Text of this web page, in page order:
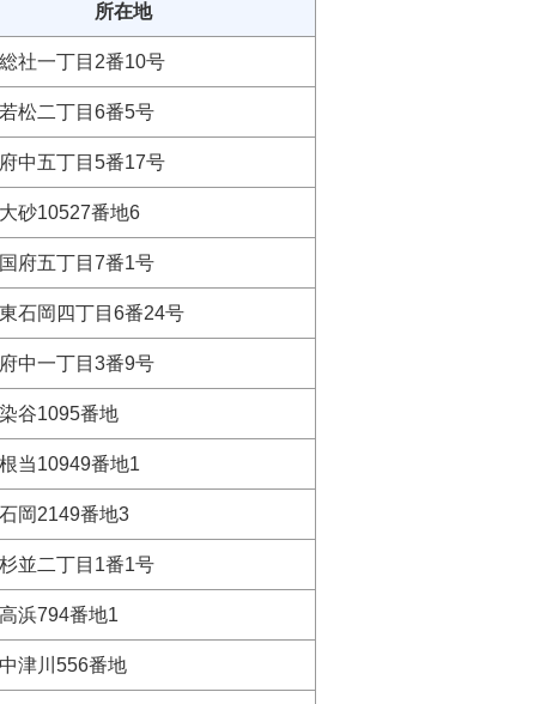
所在地
社一丁目2番10号
松二丁目6番5号
中五丁目5番17号
砂10527番地6
府五丁目7番1号
石岡四丁目6番24号
中一丁目3番9号
谷1095番地
当10949番地1
岡2149番地3
並二丁目1番1号
浜794番地1
津川556番地